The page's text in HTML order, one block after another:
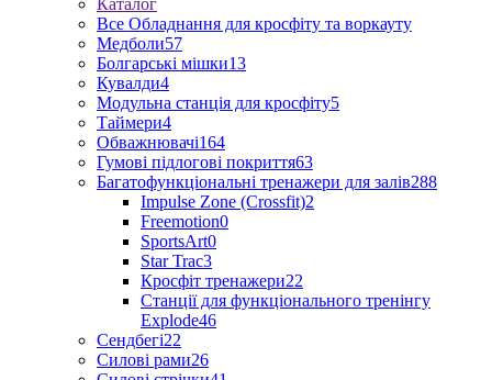
Каталог
Все Обладнання для кросфіту та воркауту
Медболи57
Болгарські мішки13
Кувалди4
Модульна станція для кросфіту5
Таймери4
Обважнювачі164
Гумові підлогові покриття63
Багатофункціональні тренажери для залів288
Impulse Zone (Crossfit)2
Freemotion0
SportsArt0
Star Trac3
Кросфіт тренажери22
Станції для функціонального тренінгу
Explode46
Сендбегі22
Силові рами26